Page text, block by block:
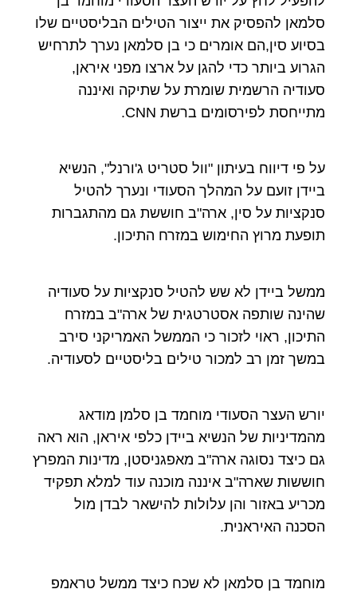
סלמאן להפסיק את ייצור הטילים הבליסטיים שלו
בסיוע סין,הם אומרים כי בן סלמאן נערך לתרחיש
הגרוע ביותר כדי להגן על ארצו מפני איראן,
סעודיה הרשמית שומרת על שתיקה ואיננה
מתייחסת לפירסומים ברשת CNN.
על פי דיווח בעיתון "וול סטריט ג'ורנל", הנשיא
ביידן זועם על המהלך הסעודי ונערך להטיל
סנקציות על סין, ארה"ב חוששת גם מהתגברות
תופעת מרוץ החימוש במזרח התיכון.
ממשל ביידן לא שש להטיל סנקציות על סעודיה
שהינה שותפה אסטרטגית של ארה"ב במזרח
התיכון, ראוי לזכור כי הממשל האמריקני סירב
במשך זמן רב למכור טילים בליסטיים לסעודיה.
יורש העצר הסעודי מוחמד בן סלמן מודאג
מהמדיניות של הנשיא ביידן כלפי איראן, הוא ראה
גם כיצד נסוגה ארה"ב מאפגניסטן, מדינות המפרץ
חוששות שארה"ב איננה מוכנה עוד למלא תפקיד
מכריע באזור והן עלולות להישאר לבדן מול
הסכנה האיראנית.
מוחמד בן סלמאן לא שכח כיצד ממשל טראמפ